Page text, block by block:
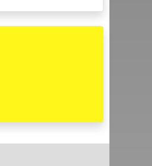
pracovníky této stěhovací
jsme si vybrali
komunikativnost,
při stěhování